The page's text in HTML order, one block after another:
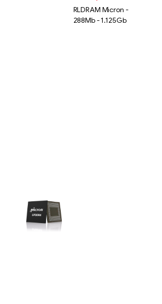
RLDRAM Micron -
288Mb - 1.125Gb